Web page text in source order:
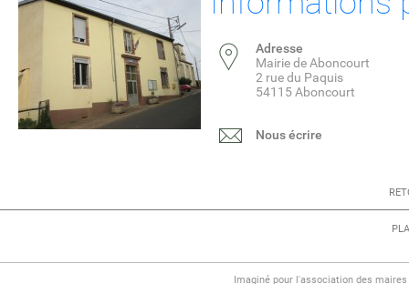
Adresse
Mairie de Aboncourt
2 rue du Paquis
54115 Aboncourt
Nous écrire
Imaginé pour l'association des